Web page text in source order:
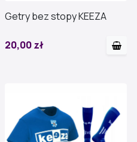
Getry bez stopy KEEZA
20,00 zł